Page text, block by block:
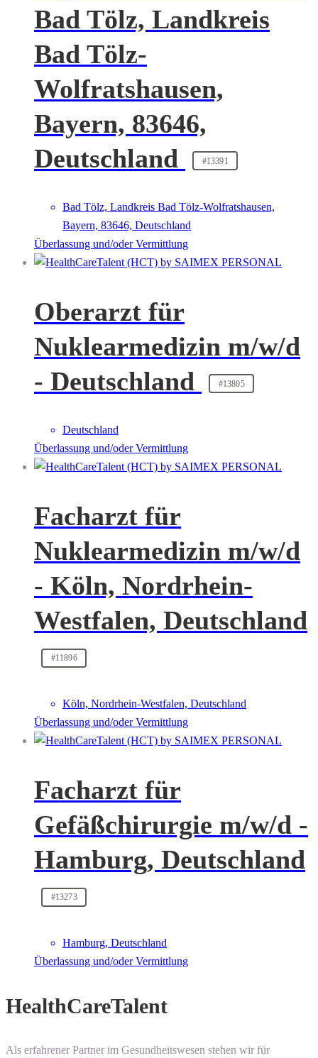
Bad Tölz, Landkreis
Bad Tölz-
Wolfratshausen,
Bayern, 83646,
Deutschland
#13391
Bad Tölz, Landkreis Bad Tölz-Wolfratshausen,
Bayern, 83646, Deutschland
Überlassung und/oder Vermittlung
Oberarzt für
Nuklearmedizin m/w/d
- Deutschland
#13805
Deutschland
Überlassung und/oder Vermittlung
Facharzt für
Nuklearmedizin m/w/d
- Köln, Nordrhein-
Westfalen, Deutschland
#11896
Köln, Nordrhein-Westfalen, Deutschland
Überlassung und/oder Vermittlung
Facharzt für
Gefäßchirurgie m/w/d -
Hamburg, Deutschland
#13273
Hamburg, Deutschland
Überlassung und/oder Vermittlung
HealthCareTalent
Als erfahrener Partner im Gesundheitswesen stehen wir für